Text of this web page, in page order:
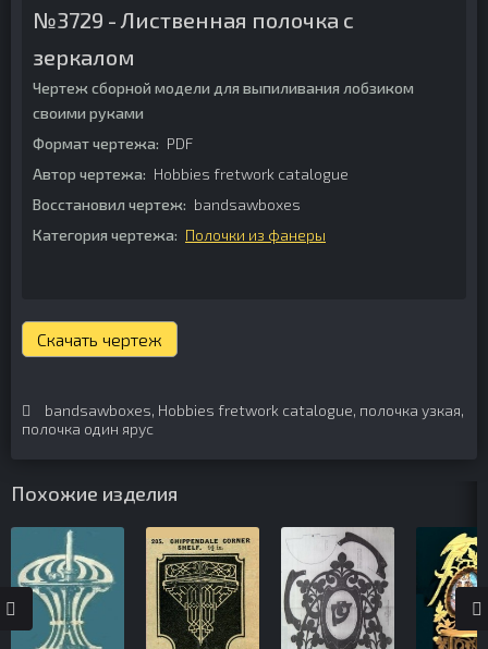
№3729 - Лиственная полочка с
зеркалом
Чертеж сборной модели для выпиливания лобзиком
своими руками
Формат чертежа: PDF
Автор чертежа: Hobbies fretwork catalogue
Восстановил чертеж: bandsawboxes
Категория чертежа: Полочки из фанеры
Скачать чертеж
bandsawboxes, Hobbies fretwork catalogue, полочка узкая,
полочка один ярус
Похожие изделия